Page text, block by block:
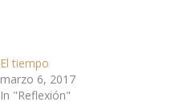
El tiempo
marzo 6, 2017
In "Reflexión"